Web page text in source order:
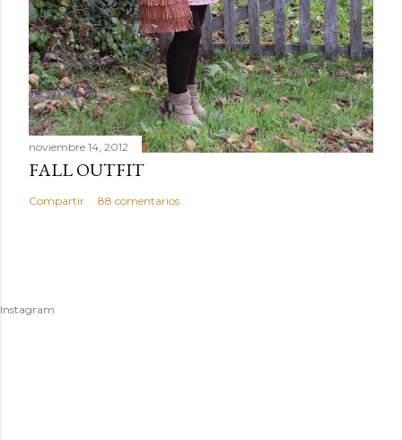
noviembre 14, 2012
FALL OUTFIT
Compartir 88 comentarios
Instagram